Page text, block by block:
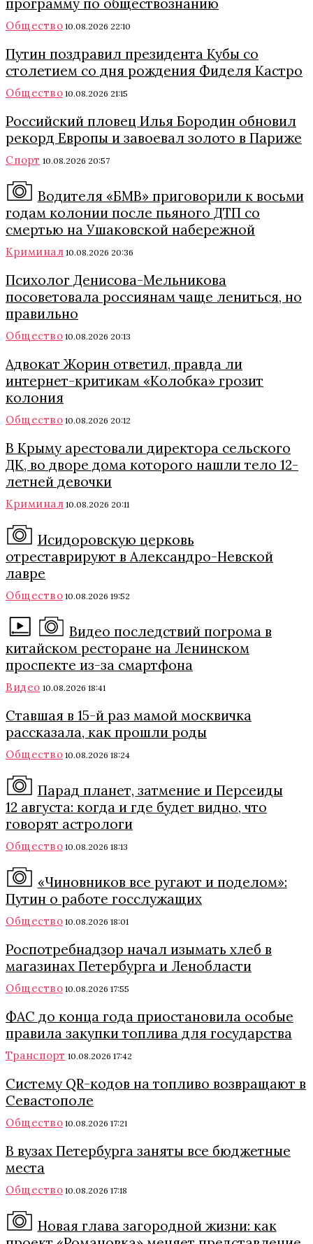
программу по обществознанию
Общество 10.08.2026 22:10
Путин поздравил президента Кубы со
столетием со дня рождения Фиделя Кастро
Общество 10.08.2026 21:15
Российский пловец Илья Бородин обновил
рекорд Европы и завоевал золото в Париже
Спорт 10.08.2026 20:57
Водителя «БМВ» приговорили к восьми
годам колонии после пьяного ДТП со
смертью на Ушаковской набережной
Криминал 10.08.2026 20:36
Психолог Денисова-Мельникова
посоветовала россиянам чаще лениться, но
правильно
Общество 10.08.2026 20:13
Адвокат Жорин ответил, правда ли
интернет-критикам «Колобка» грозит
колония
Общество 10.08.2026 20:12
В Крыму арестовали директора сельского
ДК, во дворе дома которого нашли тело 12-
летней девочки
Криминал 10.08.2026 20:11
Исидоровскую церковь
отреставрируют в Александро-Невской
лавре
Общество 10.08.2026 19:52
Видео последствий погрома в
китайском ресторане на Ленинском
проспекте из-за смартфона
Видео 10.08.2026 18:41
Ставшая в 15-й раз мамой москвичка
рассказала, как прошли роды
Общество 10.08.2026 18:24
Парад планет, затмение и Персеиды
12 августа: когда и где будет видно, что
говорят астрологи
Общество 10.08.2026 18:13
«Чиновников все ругают и поделом»:
Путин о работе госслужащих
Общество 10.08.2026 18:01
Роспотребнадзор начал изымать хлеб в
магазинах Петербурга и Ленобласти
Общество 10.08.2026 17:55
ФАС до конца года приостановила особые
правила закупки топлива для государства
Транспорт 10.08.2026 17:42
Систему QR-кодов на топливо возвращают в
Севастополе
Общество 10.08.2026 17:21
В вузах Петербурга заняты все бюджетные
места
Общество 10.08.2026 17:18
Новая глава загородной жизни: как